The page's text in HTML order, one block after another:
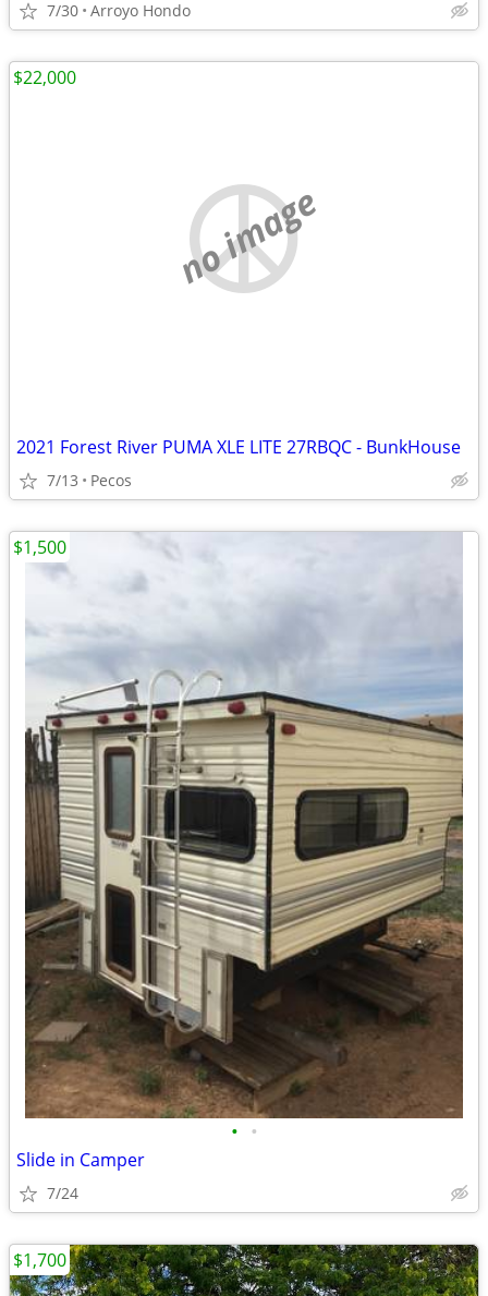
7/30 Arroyo Hondo
no image
2021 Forest River PUMA XLE LITE 27RBQC - BunkHouse
7/13 Pecos
$22,000
• •
Slide in Camper
7/24
$1,500
$1,700